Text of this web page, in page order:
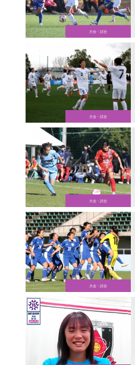
大会・試合
大会・試合
大会・試合
大会・試合